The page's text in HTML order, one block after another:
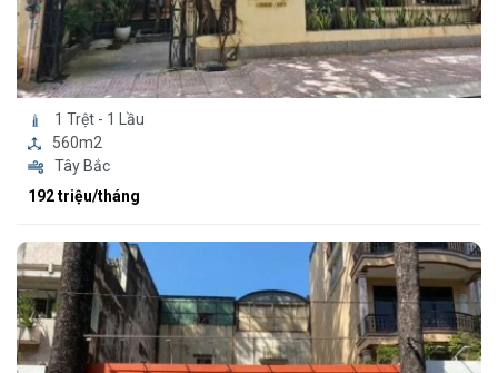
1 Trệt - 1 Lầu
560m2
Tây Bắc
192 triệu/tháng